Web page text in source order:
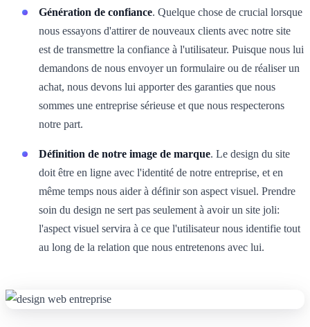
Génération de confiance. Quelque chose de crucial lorsque
nous essayons d'attirer de nouveaux clients avec notre site
est de transmettre la confiance à l'utilisateur. Puisque nous lui
demandons de nous envoyer un formulaire ou de réaliser un
achat, nous devons lui apporter des garanties que nous
sommes une entreprise sérieuse et que nous respecterons
notre part.
Définition de notre image de marque. Le design du site
doit être en ligne avec l'identité de notre entreprise, et en
même temps nous aider à définir son aspect visuel. Prendre
soin du design ne sert pas seulement à avoir un site joli:
l'aspect visuel servira à ce que l'utilisateur nous identifie tout
au long de la relation que nous entretenons avec lui.